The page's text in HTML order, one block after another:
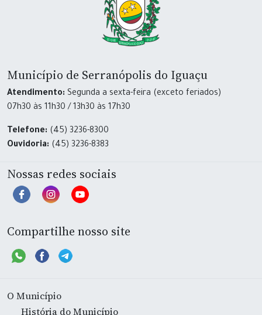
Município de Serranópolis do Iguaçu
Atendimento: Segunda a sexta-feira (exceto feriados)
07h30 às 11h30 / 13h30 às 17h30
Telefone: (45) 3236-8300
Ouvidoria: (45) 3236-8383
Nossas redes sociais
Compartilhe nosso site
O Município
História do Município